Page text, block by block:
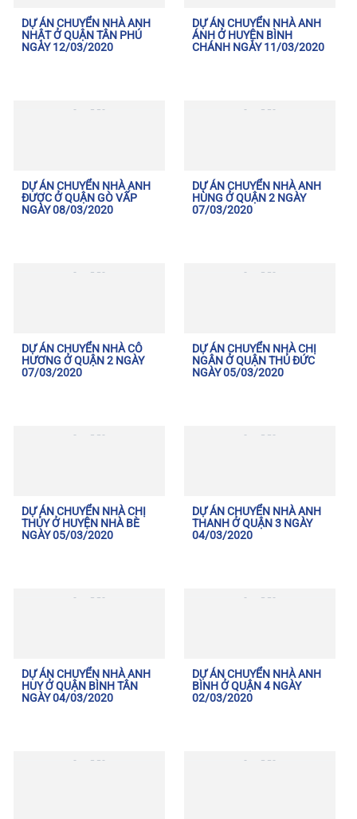
DỰ ÁN CHUYỂN NHÀ ANH
NHẬT Ở QUẬN TÂN PHÚ
NGÀY 12/03/2020
DỰ ÁN CHUYỂN NHÀ ANH
ÁNH Ở HUYỆN BÌNH
CHÁNH NGÀY 11/03/2020
DỰ ÁN CHUYỂN NHÀ ANH
ĐƯỢC Ở QUẬN GÒ VẤP
NGÀY 08/03/2020
DỰ ÁN CHUYỂN NHÀ ANH
HÙNG Ở QUẬN 2 NGÀY
07/03/2020
DỰ ÁN CHUYỂN NHÀ CÔ
HƯƠNG Ở QUẬN 2 NGÀY
07/03/2020
DỰ ÁN CHUYỂN NHÀ CHỊ
NGÂN Ở QUẬN THỦ ĐỨC
NGÀY 05/03/2020
DỰ ÁN CHUYỂN NHÀ CHỊ
THỦY Ở HUYỆN NHÀ BÈ
NGÀY 05/03/2020
DỰ ÁN CHUYỂN NHÀ ANH
THANH Ở QUẬN 3 NGÀY
04/03/2020
DỰ ÁN CHUYỂN NHÀ ANH
HUY Ở QUẬN BÌNH TÂN
NGÀY 04/03/2020
DỰ ÁN CHUYỂN NHÀ ANH
BÌNH Ở QUẬN 4 NGÀY
02/03/2020